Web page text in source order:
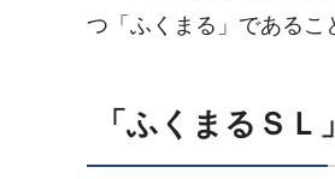
つ「ふくまる」であるこ
「ふくまるＳ